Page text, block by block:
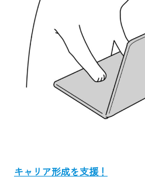
キャリア形成を支援！